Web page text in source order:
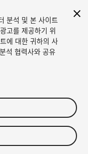
분석 및 본 사이트
고를 제공하기 위
에 대한 귀하의 사
석 협력사와 공유